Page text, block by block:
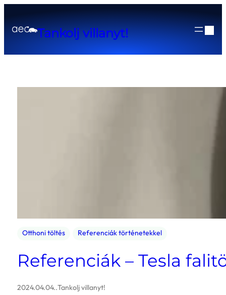
Tankolj villanyt!
Otthoni töltés Referenciák történetekkel
Referenciák – Tesla
2024.04.04..Tankolj villanyt!